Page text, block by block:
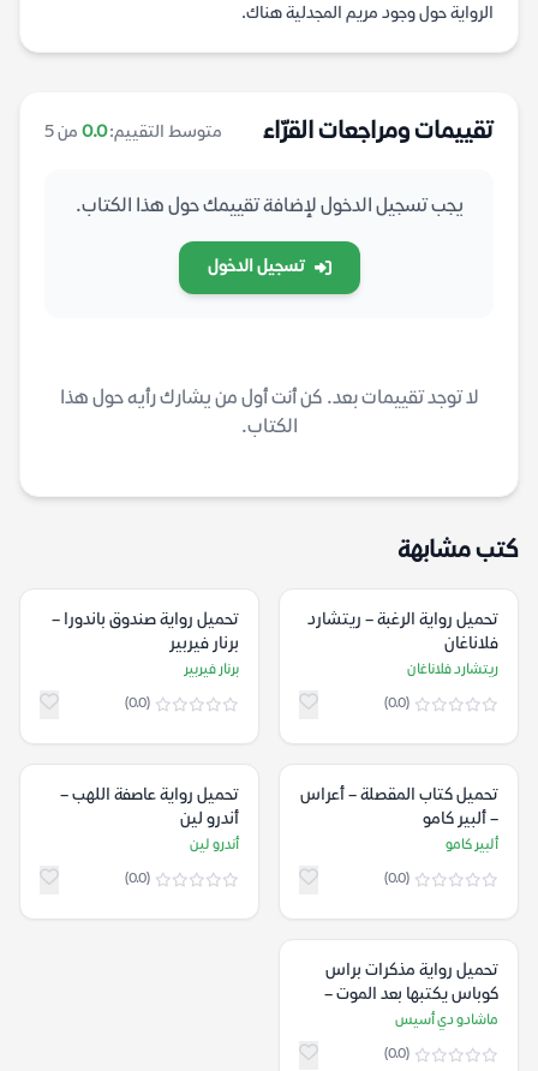
الرواية حول وجود مريم المجدلية هناك.
تقييمات ومراجعات القرّاء متوسط التقييم:0.0 من 5
يجب تسجيل الدخول لإضافة تقييمك حول هذا الكتاب.
تسجيل الدخول
لا توجد تقييمات بعد. كن أنت أول من يشارك رأيه حول هذا
الكتاب.
كتب مشابهة
تحميل رواية الرغبة – ريتشارد
فلاناغان
ريتشارد فلاناغان
(0.0)
تحميل رواية صندوق باندورا –
برنار فيربير
برنار فيربير
(0.0)
تحميل كتاب المقصلة – أعراس
– ألبير كامو
ألبير كامو
(0.0)
تحميل رواية عاصفة اللهب –
أندرو لين
أندرو لين
(0.0)
تحميل رواية مذكرات براس
كوباس يكتبها بعد الموت –
ماشادو دي أسيس
ماشادو دي أسيس
(0.0)